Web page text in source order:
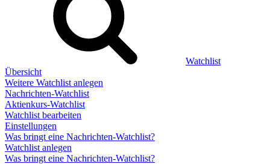
Watchlist
Übersicht
Weitere Watchlist anlegen
Nachrichten-Watchlist
Aktienkurs-Watchlist
Watchlist bearbeiten
Einstellungen
Was bringt eine Nachrichten-Watchlist?
Watchlist anlegen
Was bringt eine Nachrichten-Watchlist?